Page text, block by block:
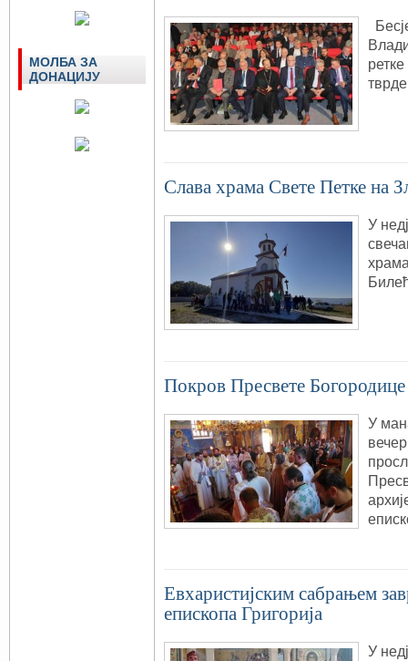
Слава храма Свете Петке на
У
Покров Пресвете
У
Евхаристијским сабрањем
епископа Григорија
У
МОЛБА ЗА
ДОНАЦИЈУ